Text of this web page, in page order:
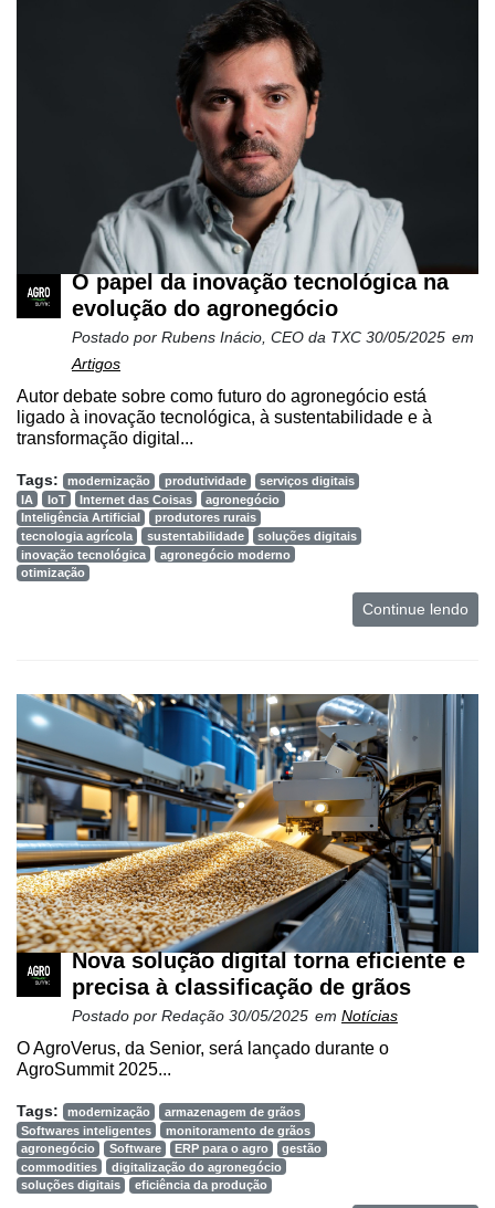
O papel da inovação tecnológica na
evolução do agronegócio
Postado por Rubens Inácio, CEO da TXC 30/05/2025 em
Artigos
Autor debate sobre como futuro do agronegócio está
ligado à inovação tecnológica, à sustentabilidade e à
transformação digital...
Tags: modernização produtividade
serviços digitais
IA
IoT Internet das Coisas
agronegócio
Inteligência Artificial
produtores rurais
tecnologia agrícola
sustentabilidade
soluções digitais
inovação tecnológica
agronegócio moderno
otimização
Continue lendo
Nova solução digital torna eficiente e
precisa à classificação de grãos
Postado por Redação 30/05/2025 em Notícias
O AgroVerus, da Senior, será lançado durante o
AgroSummit 2025...
Tags: modernização
armazenagem de grãos
Softwares inteligentes
monitoramento de grãos
agronegócio
Software ERP para o agro
gestão
commodities
digitalização do agronegócio
soluções digitais
eficiência da produção